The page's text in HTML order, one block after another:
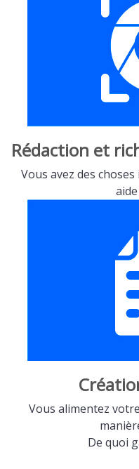
Rédaction et
Vous avez des
Vous alimentez
De quoi